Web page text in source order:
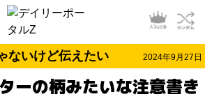
ないけど伝えたい 2024年9月27日
ーの柄みたいな注意書き